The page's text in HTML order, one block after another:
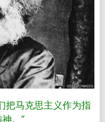
把马克思主义作为指
。”